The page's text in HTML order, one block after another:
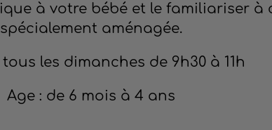
à votre bébé et le familiariser à
spécialement aménagée.
les dimanches de 9h30 à 11h
Age : de 6 mois à 4 ans